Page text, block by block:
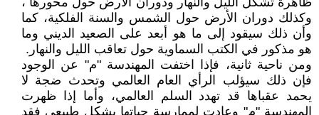
وكذلك دوران الأرض حول الشمس والسنة الفلكية، كما
وأن ذلك سيقود إلى ما هو أبعد على الصعيد الديني وما
هو مذكور في الكتب السماوية حول تعاقب الليل والنهار.
ومن ناحية ثانية، فإذا اختفت المهندسة "م" عن الوجود
فإن ذلك سيؤلب الرأي العام العالمي وتحدث ضجة لا
يحمد عقباها قد تهدد السلم العالمي، وأما إذا ظهرت
المهندسة "م" وعادت لممارسة حياتها بشكل طبيعي فقد